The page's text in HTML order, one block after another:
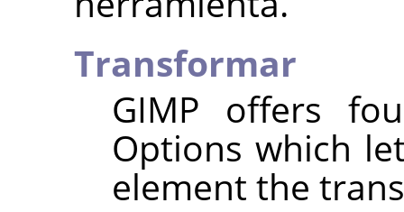
Transformar
GIMP offers
Options which
element the